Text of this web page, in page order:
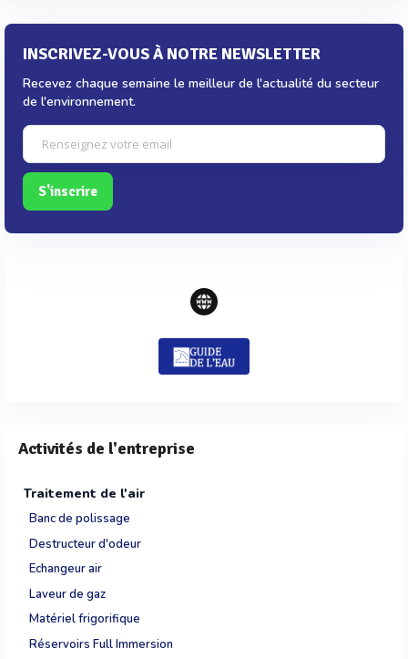
INSCRIVEZ-VOUS À NOTRE NEWSLETTER
Recevez chaque semaine le meilleur de l'actualité du secteur
de l'environnement.
S'inscrire
Activités de l'entreprise
Traitement de l'air
Banc de polissage
Destructeur d'odeur
Echangeur air
Laveur de gaz
Matériel frigorifique
Réservoirs Full Immersion